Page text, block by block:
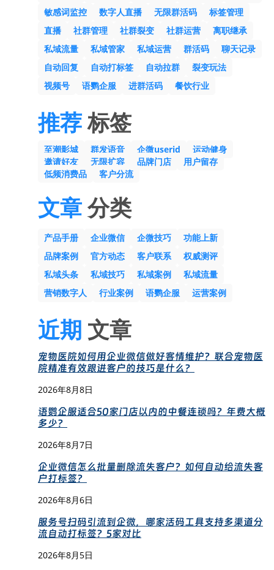
敏感词监控
数字人直播 无限群活码
标签管理
直播
社群管理 社群裂变 社群运营
离职继承
私域流量
私域管家 私域运营 群活码
聊天记录
自动回复
自动打标签 自动拉群
裂变玩法
视频号
语鹦企服 进群活码 餐饮行业
推荐标签
至潮影城 群发语音 企微userid
运动健身
邀请好友
无限扩容 品牌门店
用户留存
低频消费品
客户分流
文章分类
产品手册 企业微信 企微技巧
功能上新
品牌案例
官方动态 客户联系
权威测评
私域头条
私域技巧 私域案例
私域流量
营销数字人
行业案例 语鹦企服 运营案例
近期 文章
宠物医院如何用企业微信做好客情维护？联合宠物医
院精准有效跟进客户的技巧是什么？
2026年8月8日
语鹦企服适合50家门店以内的中餐连锁吗？年费大概
多少？
2026年8月7日
企业微信怎么批量删除流失客户？如何自动给流失客
户打标签？
2026年8月6日
服务号扫码引流到企微，哪家活码工具支持多渠道分
流自动打标签？5家对比
2026年8月5日